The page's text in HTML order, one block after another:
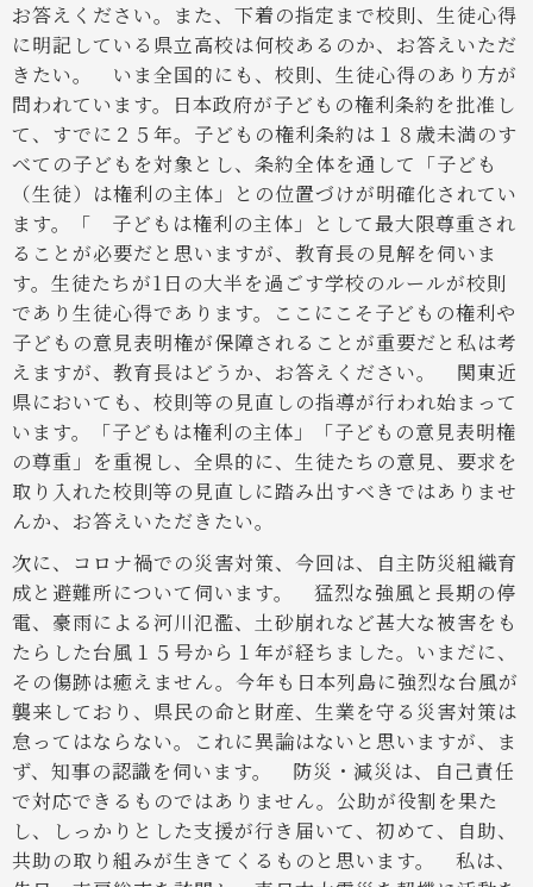
お答えください。また、下着の指定まで校則、生徒心得
に明記している県立高校は何校あるのか、お答えいただ
きたい。
いま全国的にも、校則、生徒心得のあり方が
問われています。日本政府が子どもの権利条約を批准し
て、すでに２５年。子どもの権利条約は１８歳未満のす
べての子どもを対象とし、条約全体を通して「子ども
（生徒）は権利の主体」との位置づけが明確化されてい
ます。
「 子どもは権利の主体」として最大限尊重され
ることが必要だと思いますが、教育長の見解を伺いま
す。生徒たちが1日の大半を過ごす学校のルールが校則
であり生徒心得であります。ここにこそ子どもの権利や
子どもの意見表明権が保障されることが重要だと私は考
えますが、教育長はどうか、お答えください。
関東近
県においても、校則等の見直しの指導が行われ始まって
います。「子どもは権利の主体」「子どもの意見表明権
の尊重」を重視し、全県的に、生徒たちの意見、要求を
取り入れた校則等の見直しに踏み出すべきではありませ
んか、お答えいただきたい。
次に、コロナ禍での災害対策、今回は、自主防災組織育
成と避難所について伺います。
猛烈な強風と長期の停
電、豪雨による河川氾濫、土砂崩れなど甚大な被害をも
たらした台風１５号から１年が経ちました。いまだに、
その傷跡は癒えません。今年も日本列島に強烈な台風が
襲来しており、県民の命と財産、生業を守る災害対策は
怠ってはならない。これに異論はないと思いますが、ま
ず、知事の認識を伺います。
防災・減災は、自己責任
で対応できるものではありません。公助が役割を果た
し、しっかりとした支援が行き届いて、初めて、自助、
共助の取り組みが生きてくるものと思います。
私は、